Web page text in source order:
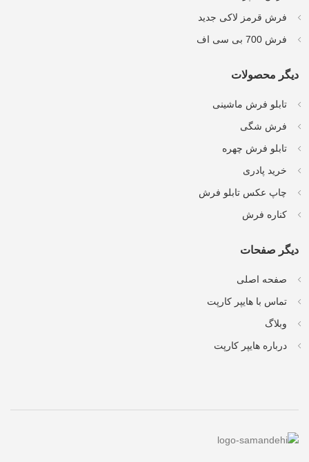
فرش قرمز لاکی جدید
فرش 700 بی سی اف
دیگر محصولات
تابلو فرش ماشینی
فرش شگی
تابلو فرش چهره
خرید پادری
چاپ عکس تابلو فرش
کناره فرش
دیگر صفحات
صفحه اصلی
تماس با هایپر کارپت
وبلاگ
درباره هایپر کارپت